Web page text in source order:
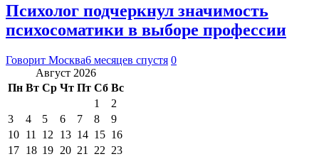
Психолог подчеркнул значимость
психосоматики в выборе профессии
Говорит Москва6 месяцев спустя 0
Август 2026
Пн Вт Ср Чт Пт Сб Вс
1
2
3
4 5 6 7 8
9
10 11 12 13 14 15 16
17 18 19 20 21 22 23